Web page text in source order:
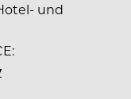
und